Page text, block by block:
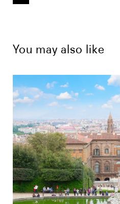
You may also like